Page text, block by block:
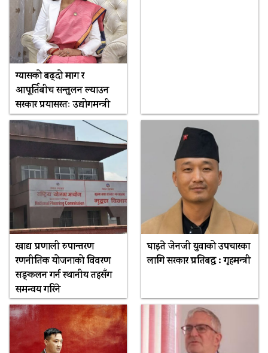
ग्यासको बढ्दो माग र
आपूर्तिबीच सन्तुलन ल्याउन
सरकार प्रयासरतः उद्योगमन्त्री
खाद्य प्रणाली रुपान्तरण
रणनीतिक योजनाको विवरण
सङ्कलन गर्न स्थानीय तहसँग
समन्वय गरिने
घाइते जेनजी युवाको उपचारका
लागि सरकार प्रतिबद्ध : गृहमन्त्री